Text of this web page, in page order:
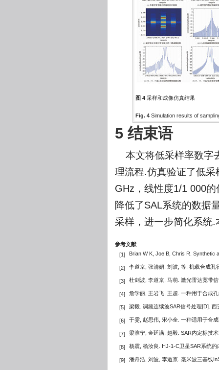
图 4 采样和成像仿真结果
Fig. 4 Simulation results of
5 结束语
本文将低采样率数字
理流程.仿真验证了低
GHz，线性度1/1 000
降低了SAL系统的数据
采样，进一步简化系统
参考文献
[1]
Brian W K, Joe B, Chris R. Synthetic
[2] 李道京, 张清娟, 刘波, 等. 机载合成
[3] 杜剑波, 李道京, 马萌. 激光雷达宽带
[4] 詹学丽, 王岩飞, 王超. 一种用于合成
[5] 梁毅. 调频连续波SAR信号处理[D].
[6] 于雯, 赵思伟, 宋小全. 一种适用于合
[7] 梁淮宁, 金廷满, 赵毅. SAR内定标技
[8] 杨震, 杨汝良. HJ-1-C卫星SAR系统
[9] 潘舟浩, 刘波, 李道京. 毫米波三基线